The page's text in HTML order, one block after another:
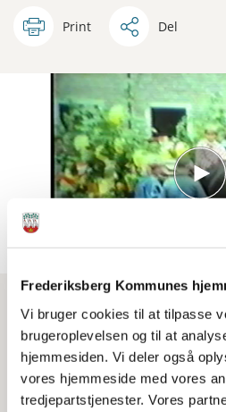
Frederiksberg Kommunes
Vi bruger cookies til at tilpasse
brugeroplevelsen og til at
hjemmesiden. Vi deler også
vores hjemmeside med vores
tredjepartstjenester. Vores
Print Del
Årets studenter forlader
1987. Fra filmen "Frederiksberg